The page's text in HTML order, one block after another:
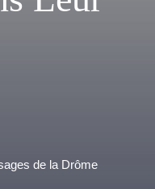
de la Drôme